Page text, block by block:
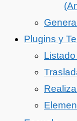
Plugins y